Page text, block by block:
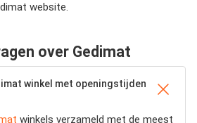
website.
over Gedimat
winkel met openingstijden
winkels verzameld met de meest